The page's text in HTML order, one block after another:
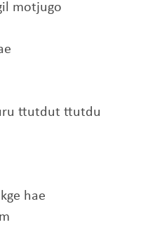
motjugo
ttutdut ttutdu
hae